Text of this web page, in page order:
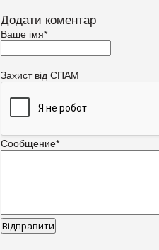
Додати коментар
Ваше імя*
Захист від СПАМ
Сообщение*